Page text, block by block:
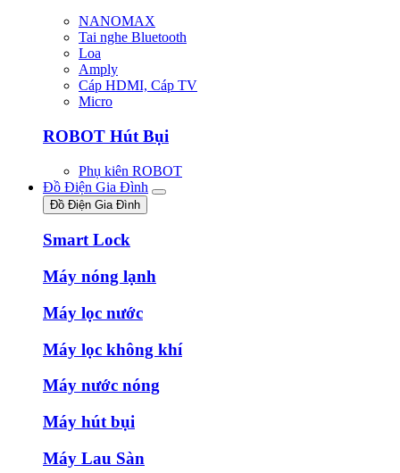
NANOMAX
Tai nghe Bluetooth
Loa
Amply
Cáp HDMI, Cáp TV
Micro
ROBOT Hút Bụi
Phụ kiên ROBOT
Đồ Điện Gia Đình
Đồ Điện Gia Đình
Smart Lock
Máy nóng lạnh
Máy lọc nước
Máy lọc không khí
Máy nước nóng
Máy hút bụi
Máy Lau Sàn